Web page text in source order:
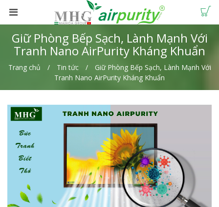
Giữ Phòng Bếp Sạch, Lành Mạnh Với
Tranh Nano AirPurity Kháng Khuẩn
Trang chủ Tin tức
Giữ Phòng Bếp Sạch, Lành Mạnh Với
Tranh Nano AirPurity Kháng Khuẩn